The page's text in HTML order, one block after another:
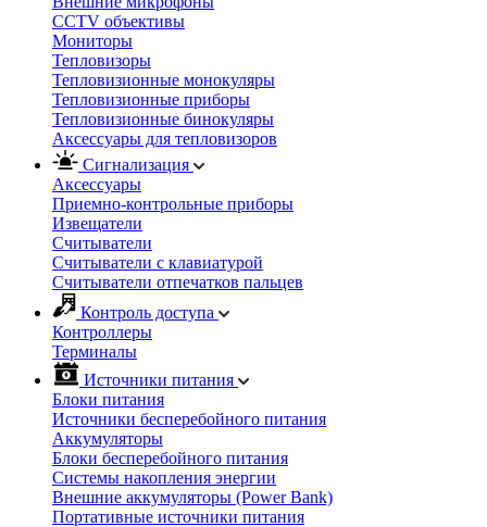
CCTV объективы
Мониторы
Тепловизоры
Тепловизионные монокуляры
Тепловизионные приборы
Тепловизионные бинокуляры
Аксессуары для тепловизоров
Сигнализация
Аксессуары
Приемно-контрольные приборы
Извещатели
Считыватели
Cчитыватели с клавиатурой
Cчитыватели отпечатков пальцев
Контроль доступа
Контроллеры
Терминалы
Источники питания
Блоки питания
Источники бесперебойного питания
Аккумуляторы
Блоки бесперебойного питания
Системы накопления энергии
Внешние аккумуляторы (Power Bank)
Портативные источники питания